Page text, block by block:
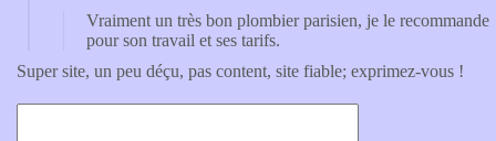
Vraiment un très bon plombier parisien, je le recommande
pour son travail et ses tarifs.
Super site, un peu déçu, pas content, site fiable; exprimez-vous !